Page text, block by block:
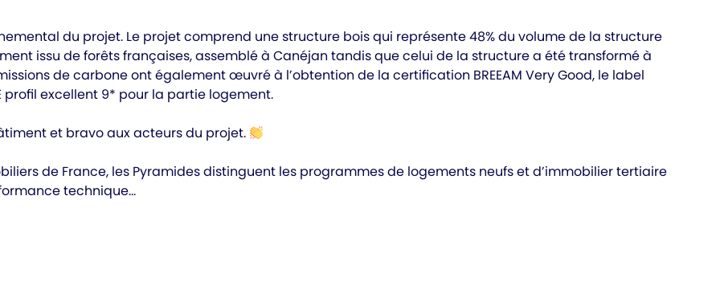
du projet. Le projet comprend une structure bois qui représente 48% du volume de la structure
issu de forêts françaises, assemblé à Canéjan tandis que celui de la structure a été transformé à
de carbone ont également œuvré à l’obtention de la certification BREEAM Very Good, le label
profil excellent 9* pour la partie logement.
et bravo aux acteurs du projet.
de France, les Pyramides distinguent les programmes de logements neufs et d’immobilier tertiaire
technique…